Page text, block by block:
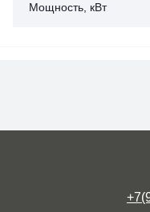
Мощность, кВт